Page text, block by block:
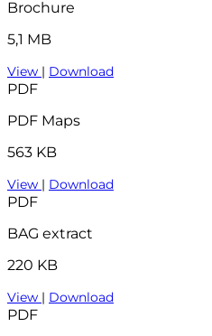
Brochure
5,1 MB
View | Download
PDF
PDF Maps
563 KB
View | Download
PDF
BAG extract
220 KB
View | Download
PDF